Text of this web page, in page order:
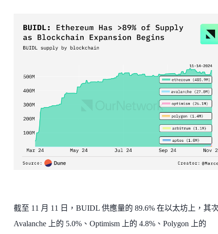
截至 11 月 11 日，BUIDL 供應量的 89.6% 在以太坊上，其
Avalanche 上的 5.0%、Optimism 上的 4.8%、Polygon 上的